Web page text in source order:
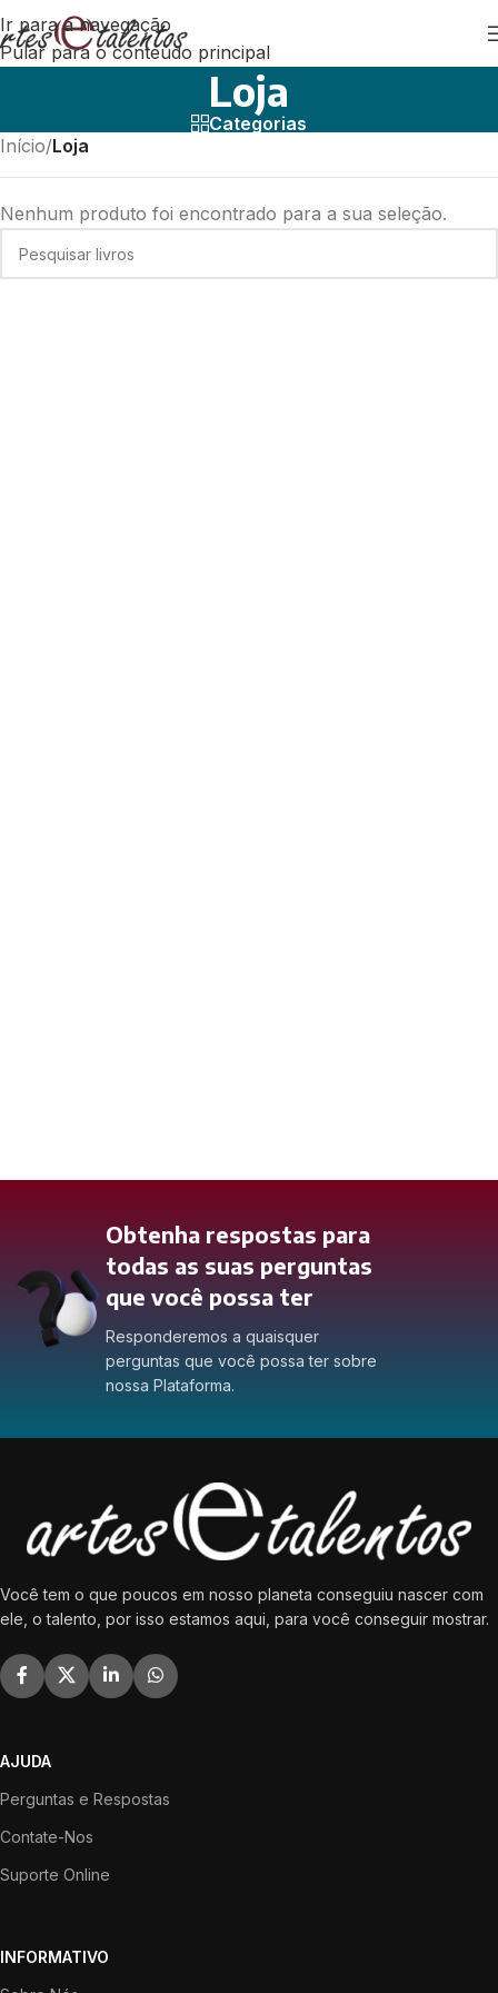
Ir para a navegação
Pular para o conteúdo principal
Loja
Categorias
Início/Loja
Nenhum produto foi encontrado para a sua seleção.
Obtenha respostas para
todas as suas perguntas
que você possa ter
Responderemos a quaisquer
perguntas que você possa ter sobre
nossa Plataforma.
Você tem o que poucos em nosso planeta conseguiu nascer com
ele, o talento, por isso estamos aqui, para você conseguir mostrar.
AJUDA
Perguntas e Respostas
Contate-Nos
Suporte Online
INFORMATIVO